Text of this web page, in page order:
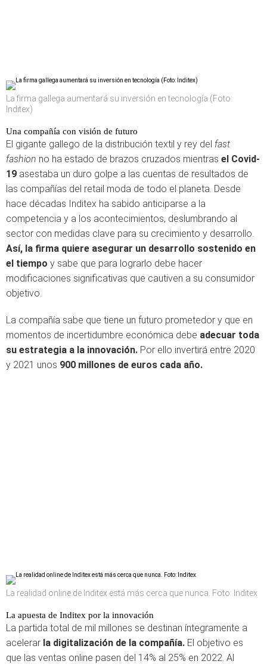
La firma gallega aumentará su inversión en tecnología (Foto:
Inditex)
Una compañía con visión de futuro
El gigante gallego de la distribución textil y rey del fast
fashion no ha estado de brazos cruzados mientras el Covid-
19 asestaba un duro golpe a las cuentas de resultados de
las compañías del retail moda de todo el planeta. Desde
hace décadas Inditex ha sabido anticiparse a la
competencia y a los acontecimientos, deslumbrando al
sector con medidas clave para su crecimiento y desarrollo.
Así, la firma quiere asegurar un desarrollo sostenido en
el tiempo y sabe que para lograrlo debe hacer
modificaciones significativas que cautiven a su consumidor
objetivo.
La compañía sabe que tiene un futuro prometedor y que en
momentos de incertidumbre económica debe adecuar toda
su estrategia a la innovación. Por ello invertirá entre 2020
y 2021 unos 900 millones de euros cada año.
La realidad online de Inditex está más cerca que nunca. Foto: Inditex
La apuesta de Inditex por la innovación
La partida total de mil millones se destinan íntegramente a
acelerar la digitalización de la compañía. El objetivo es
que las ventas online pasen del 14% al 25% en 2022. Al